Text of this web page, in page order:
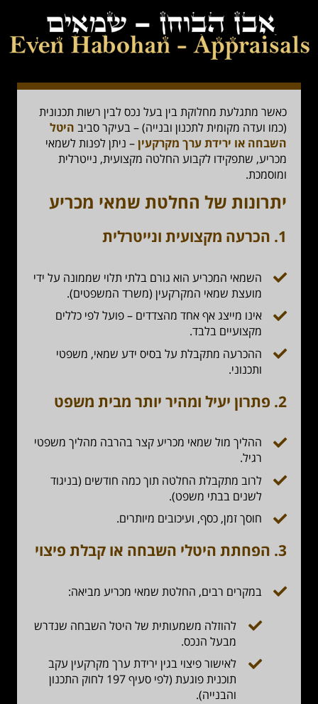
כאשר מתגלעת מחלוקת בין בעל נכס לבין רשות תכנונית
(כמו ועדה מקומית לתכנון ובנייה) – בעיקר סביב היטל
השבחה או ירידת ערך מקרקעין– ניתן לפנות לשמאי
מכריע, שתפקידו לקבוע החלטה מקצועית, נייטרלית
ומוסמכת.
יתרונות של החלטת שמאי מכריע
1. הכרעה מקצועית ונייטרלית
השמאי המכריע הוא גורם בלתי תלוי שממונה על ידי
מועצת שמאי המקרקעין (משרד המשפטים).
אינו מייצג אף אחד מהצדדים – פועל לפי כללים
מקצועיים בלבד.
ההכרעה מתקבלת על בסיס ידע שמאי, משפטי
ותכנוני.
2. פתרון יעיל ומהיר יותר מבית משפט
ההליך מול שמאי מכריע קצר בהרבה מהליך משפטי
רגיל.
לרוב מתקבלת החלטה תוך כמה חודשים (בניגוד
לשנים בבתי משפט).
חוסך זמן, כסף, ועיכובים מיותרים.
3. הפחתת היטלי השבחה או קבלת פיצוי
במקרים רבים, החלטת שמאי מכריע מביאה:
להוזלה משמעותית של היטל השבחה שנדרש
מבעל הנכס.
לאישור פיצוי בגין ירידת ערך מקרקעין עקב
תוכנית פוגעת (לפי סעיף 197 לחוק התכנון
והבנייה).